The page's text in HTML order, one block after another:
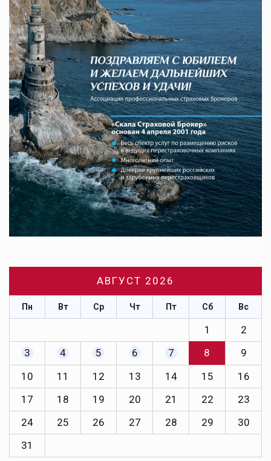
АВГУСТ 2026
Пн Вт Ср Чт Пт Сб Вс
1
2
3
4 5 6 7 8
9
10
11 12 13 14 15
16
17
18 19 20 21 22
23
24
25 26 27 28 29
30
31